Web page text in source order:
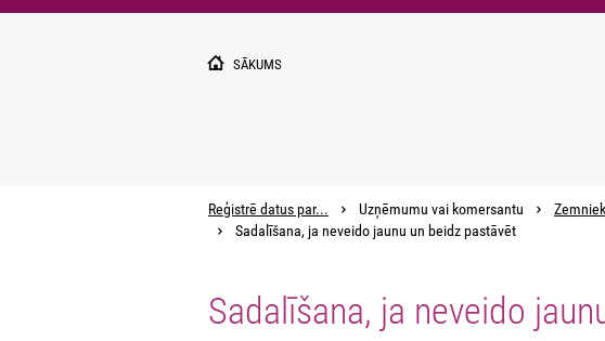
Pārlekt
SĀKUMS
Reģistrē datus par... Uzņēmumu vai komersantu
Sadalīšana, ja neveido jaunu un beidz pastāvēt
Sadalīšana, ja neveido